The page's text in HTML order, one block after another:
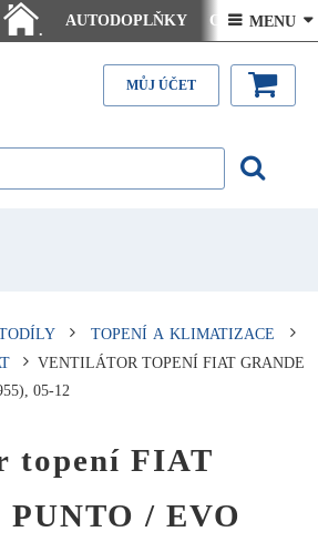
.
AUTODOPLŇKY Ceny doručení
Články - návody Kontakt
 MENU 
MŮJ ÚČET
TOPENÍ A KLIMATIZACE
VENTILÁTOR TOPENÍ FIAT GRANDE
05-12
topení FIAT
PUNTO / EVO